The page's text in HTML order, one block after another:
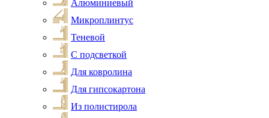
Алюминиевый
Микроплинтус
Теневой
С подсветкой
Для ковролина
Для гипсокартона
Из полистирола